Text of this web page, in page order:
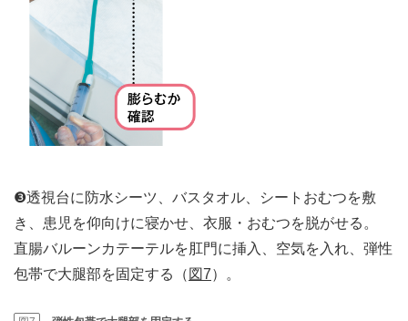
❸透視台に防水シーツ、バスタオル、シートおむつを敷
き、患児を仰向けに寝かせ、衣服・おむつを脱がせる。
直腸バルーンカテーテルを肛門に挿入、空気を入れ、弾性
包帯で大腿部を固定する（ 図7）。